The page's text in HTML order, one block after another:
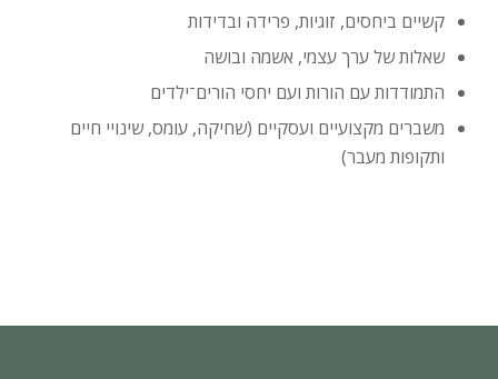
קשיים ביחסים, זוגיות, פרידה ובדידות
שאלות של ערך עצמי, אשמה ובושה
התמודדות עם הורות ועם יחסי הורים־ילדים
משברים מקצועיים ועסקיים (שחיקה, עומס, שינויי חיים
ותקופות מעבר)